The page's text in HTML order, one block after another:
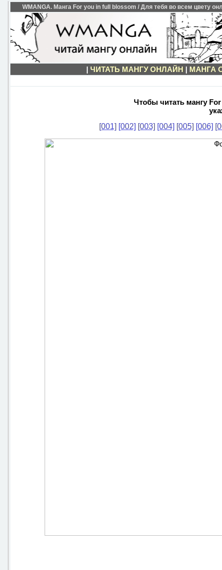
WMANGA. Манга For you in full blossom / Для тебя во всем цвету
| ЧИТАТЬ МАНГУ ОНЛАЙН | МАНГА
Чтобы читать мангу
[001] [002] [003] [004] [005] [006]